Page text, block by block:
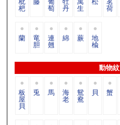
杷 萄 丹 生 荷
蘭 竜
胆
連
翹
綿 蕨 地
楡
動物紋
板
屋
貝
兎 馬 海
老
鴛
鴦
貝 蟹